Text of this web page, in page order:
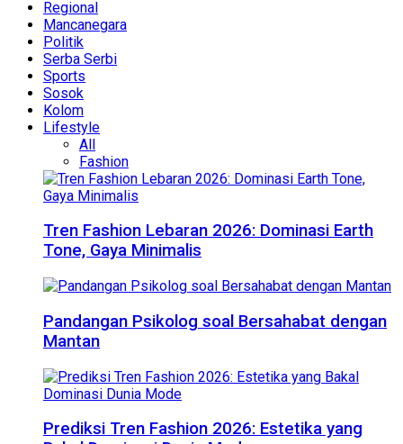
Regional
Mancanegara
Politik
Serba Serbi
Sports
Sosok
Kolom
Lifestyle
All
Fashion
Tren Fashion Lebaran 2026: Dominasi Earth
Tone, Gaya Minimalis
Pandangan Psikolog soal Bersahabat dengan
Mantan
Prediksi Tren Fashion 2026: Estetika yang